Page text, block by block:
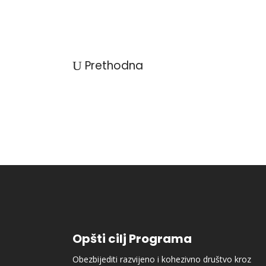
Prethodna
Opšti cilj Programa
Obezbijediti razvijeno i kohezivno društvo kroz